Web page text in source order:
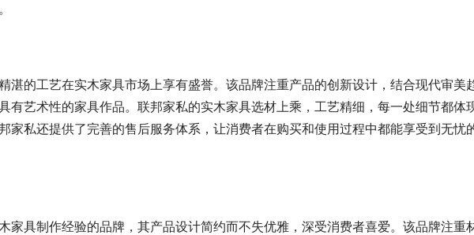
湛的工艺在实木家具市场上享有盛誉。该品牌注重产品的创新设计，结合现代审美
有艺术性的家具作品。联邦家私的实木家具选材上乘，工艺精细，每一处细节都体
家私还提供了完善的售后服务体系，让消费者在购买和使用过程中都能享受到无忧
家具制作经验的品牌，其产品设计简约而不失优雅，深受消费者喜爱。该品牌注重